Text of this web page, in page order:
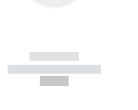
------------
----------- -----------